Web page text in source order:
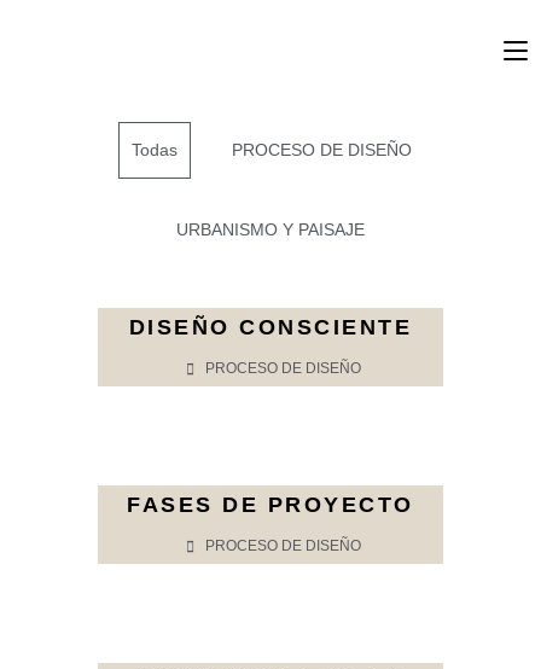
Todas PROCESO DE DISEÑO
URBANISMO Y PAISAJE
DISEÑO CONSCIENTE
PROCESO DE DISEÑO
FASES DE PROYECTO
PROCESO DE DISEÑO